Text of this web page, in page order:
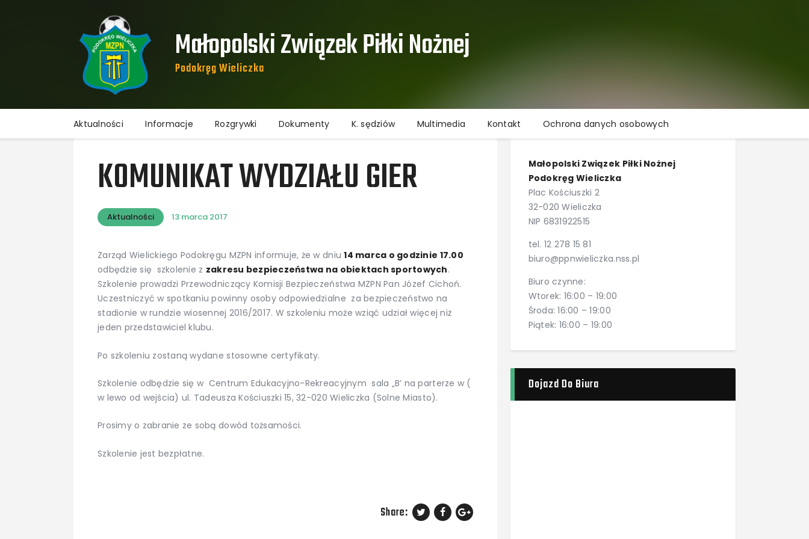
Małopolski Związek Piłki Nożnej ​
Podokręg Wieliczka​
Aktualności Informacje Rozgrywki Dokumenty K. sędziów Multimedia Kontakt Ochrona danych osobowych
Informacje
Rozgrywki
Multimedia
Kontakt
KOMUNIKAT WYDZIAŁU GIER
Aktualności 13 marca 2017
Zarząd Wielickiego Podokręgu MZPN informuje, że w dniu14 marca o godzinie 17.00
odbędzie się szkolenie z zakresu bezpieczeństwa na obiektach sportowych.
Szkolenie prowadzi Przewodniczący Komisji Bezpieczeństwa MZPN Pan Józef Cichoń.
Uczestniczyć w spotkaniu powinny osoby odpowiedzialne za bezpieczeństwo na
stadionie w rundzie wiosennej 2016/2017. W szkoleniu może wziąć udział więcej niż
jeden przedstawiciel klubu.
Po szkoleniu zostaną wydane stosowne certyfikaty.
Szkolenie odbędzie się w Centrum Edukacyjno-Rekreacyjnym sala „B’ na parterze w (
w lewo od wejścia) ul. Tadeusza Kościuszki 15, 32-020 Wieliczka (Solne Miasto).
Prosimy o zabranie ze sobą dowód tożsamości.
Szkolenie jest bezpłatne.
Share:
Małopolski Związek Piłki Nożnej
Podokręg Wieliczka
Plac Kościuszki 2
32-020 Wieliczka
NIP 6831922515
tel. 12 278 15 81
biuro@ppnwieliczka.nss.pl
Biuro czynne:
Wtorek: 16:00 – 19:00
Środa: 16:00 – 19:00
Piątek: 16:00 – 19:00
Dojazd Do Biura